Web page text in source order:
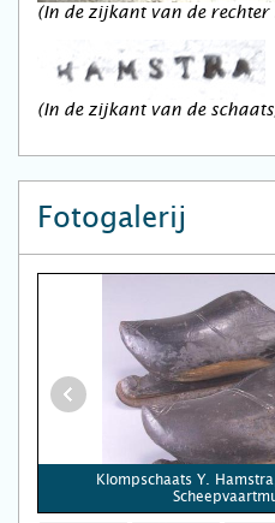
(In de zijkant van de rechter
(In de zijkant van de
Fotogalerij
Klompschaats Y.